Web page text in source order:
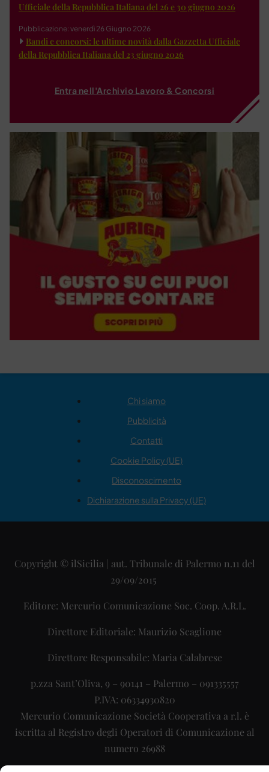
Ufficiale della Repubblica Italiana del 26 e 30 giugno 2026
Pubblicazione: venerdì 26 Giugno 2026
Bandi e concorsi: le ultime novità dalla Gazzetta Ufficiale
della Repubblica Italiana del 23 giugno 2026
Entra nell'Archivio Lavoro & Concorsi
Chi siamo
Pubblicità
Contatti
Cookie Policy (UE)
Disconoscimento
Dichiarazione sulla Privacy (UE)
Copyright © ilSicilia | aut. Tribunale di Palermo n.11 del
29/09/2015
Editore: Mercurio Comunicazione Soc. Coop. A.R.L.
Direttore Editoriale: Maurizio Scaglione
Direttore Responsabile: Maria Calabrese
p.zza Sant’Oliva, 9 – 90141 – Palermo – 091335557
P.IVA: 06334930820
Mercurio Comunicazione Società Cooperativa a r.l. è
iscritta al Registro degli Operatori di Comunicazione al
numero 26988